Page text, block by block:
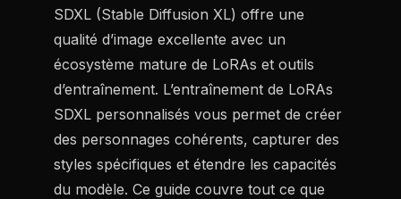
SDXL (Stable Diffusion XL) offre une
qualité d’image excellente avec un
écosystème mature de LoRAs et outils
d’entraînement. L’entraînement de LoRAs
SDXL personnalisés vous permet de créer
des personnages cohérents, capturer des
styles spécifiques et étendre les capacités
du modèle. Ce guide couvre tout ce que